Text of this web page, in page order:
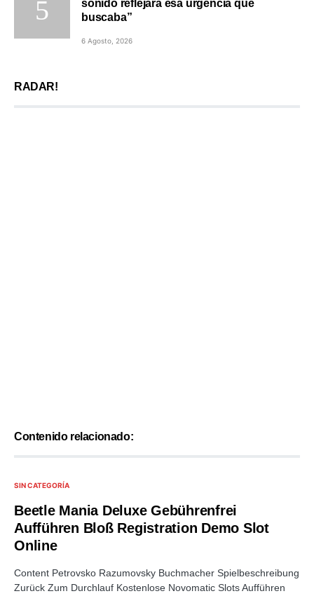
sonido reflejara esa urgencia que
buscaba”
6 Agosto, 2026
RADAR!
Contenido relacionado:
SIN CATEGORÍA
Beetle Mania Deluxe Gebührenfrei
Aufführen Bloß Registration Demo Slot
Online
Content Petrovsko Razumovsky Buchmacher Spielbeschreibung
Zurück Zum Durchlauf Kostenlose Novomatic Slots Aufführen